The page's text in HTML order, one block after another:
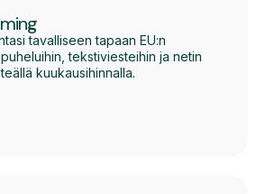
tavalliseen tapaan EU:n
tekstiviesteihin ja netin
kuukausihinnalla.